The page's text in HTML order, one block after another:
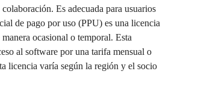
Es adecuada para usuarios
de pago por uso (PPU) es una licencia
ocasional o temporal. Esta
al software por una tarifa mensual o
licencia varía según la región y el socio